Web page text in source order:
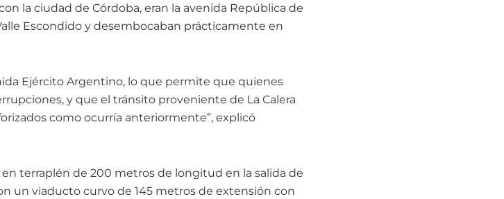
la ciudad de Córdoba, eran la avenida República de
Escondido y desembocaban prácticamente en
Ejército Argentino, lo que permite que quienes
y que el tránsito proveniente de La Calera
como ocurría anteriormente”, explicó
terraplén de 200 metros de longitud en la salida de
un viaducto curvo de 145 metros de extensión con